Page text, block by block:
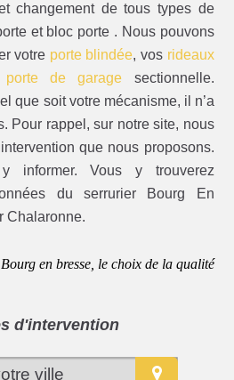
changement de tous types de
et bloc porte . Nous pouvons
votre porte blindée, vos rideaux
porte de garage sectionnelle.
que soit votre mécanisme, il n’a
Pour rappel, sur notre site, nous
que nous proposons.
informer. Vous y trouverez
du serrurier Bourg En
Chalaronne.
en bresse, le choix de la qualité
d'intervention